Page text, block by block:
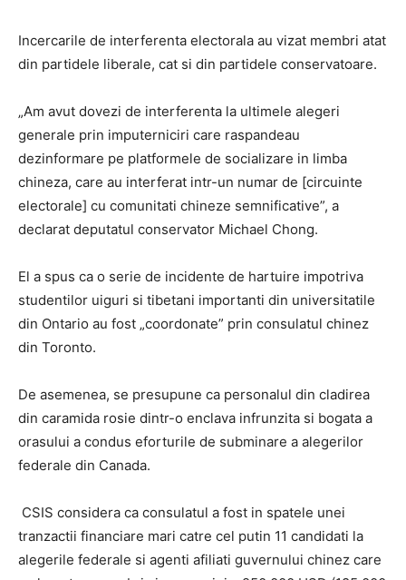
Incercarile de interferenta electorala au vizat membri atat
din partidele liberale, cat si din partidele conservatoare.
„Am avut dovezi de interferenta la ultimele alegeri
generale prin imputerniciri care raspandeau
dezinformare pe platformele de socializare in limba
chineza, care au interferat intr-un numar de [circuinte
electorale] cu comunitati chineze semnificative”, a
declarat deputatul conservator Michael Chong.
El a spus ca o serie de incidente de hartuire impotriva
studentilor uiguri si tibetani importanti din universitatile
din Ontario au fost „coordonate” prin consulatul chinez
din Toronto.
De asemenea, se presupune ca personalul din cladirea
din caramida rosie dintr-o enclava infrunzita si bogata a
orasului a condus eforturile de subminare a alegerilor
federale din Canada.
CSIS considera ca consulatul a fost in spatele unei
tranzactii financiare mari catre cel putin 11 candidati la
alegerile federale si agenti afiliati guvernului chinez care